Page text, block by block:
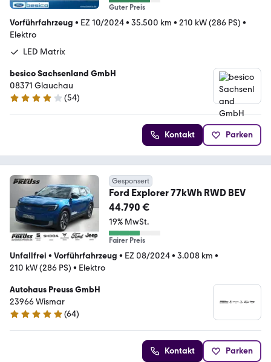
Guter Preis
Vorführfahrzeug • EZ 10/2024• 35.500 km • 210 kW (286 PS) •
Elektro
LED Matrix
besico Sachsenland GmbH
08371 Glauchau
4.1 Sterne
(54)
Kontakt Parken
Gesponsert
Ford Explorer 77kWh RWD BEV
44.790 €
19% MwSt.
Fairer Preis
Unfallfrei • Vorführfahrzeug • EZ 08/2024• 3.008 km •
210 kW (286 PS) • Elektro
Autohaus Preuss GmbH
23966 Wismar
4.9 Sterne
(64)
Kontakt Parken